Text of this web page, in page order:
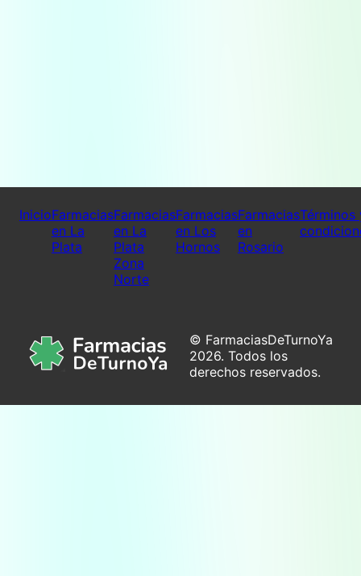
InicioFarmacias
en La
Plata
Farmacias
en La
Plata
Zona
Norte
Farmacias
en Los
Hornos
Farmacias
en
Rosario
Términos
© FarmaciasDeTurnoYa
2026. Todos los
derechos reservados.